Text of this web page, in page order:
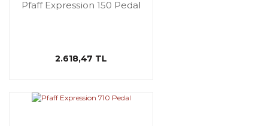
Pfaff Expression 150 Pedal
2.618,47 TL